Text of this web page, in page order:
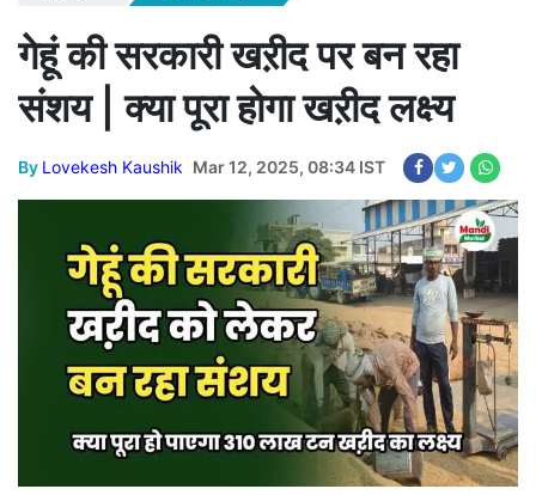
गेहूं की सरकारी खऱीद पर बन रहा
संशय | क्या पूरा होगा खऱीद लक्ष्य
By Lovekesh Kaushik Mar 12, 2025, 08:34 IST